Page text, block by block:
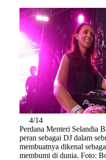
4/14
Perdana Menteri Selandia
peran sebagai DJ dalam
membuatnya dikenal
membumi di dunia. Foto: